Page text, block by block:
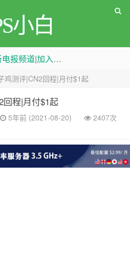
小白
电报频道|加入电报群
greenwebpage|香港|日本|新加坡|美国等多地vps测评|移动直连|1Gbps带宽|年付€29
鸡测评|CN2回程|月付$1起
回程|月付$1起
5年前 (2021-08-20)
2407次